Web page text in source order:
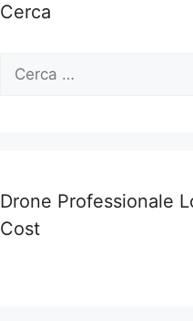
Cerca
Ricerca
Drone Professionale
Cost